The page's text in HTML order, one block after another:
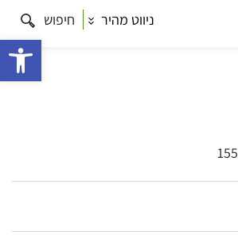
ניווט מהיר חיפוש